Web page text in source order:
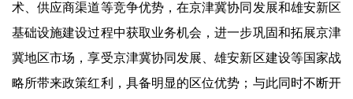
术、供应商渠道等竞争优势，在京津冀协同发展和雄安新区
基础设施建设过程中获取业务机会，进一步巩固和拓展京津
冀地区市场，享受京津冀协同发展、雄安新区建设等国家战
略所带来政策红利，具备明显的区位优势；与此同时不断开